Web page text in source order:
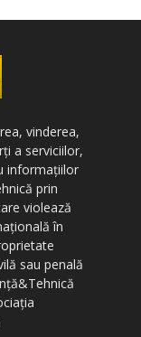
vinderea,
a serviciilor,
informațiilor
prin
violează
în
sau penală